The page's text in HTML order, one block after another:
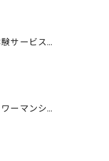
不動産投資体験サービスのサービス内容を見直します！
香椎照葉のタワーマンション！高利回りオーナーチェンジ販売します！